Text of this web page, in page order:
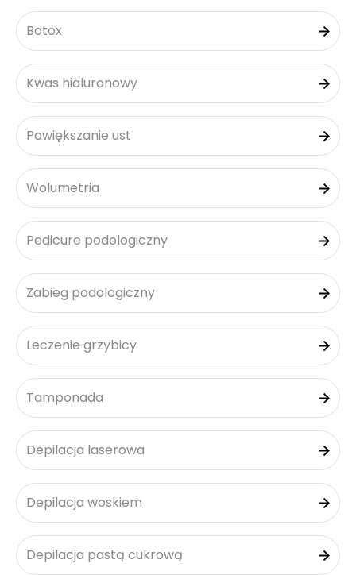
Botox
Kwas hialuronowy
Powiększanie ust
Wolumetria
Pedicure podologiczny
Zabieg podologiczny
Leczenie grzybicy
Tamponada
Depilacja laserowa
Depilacja woskiem
Depilacja pastą cukrową